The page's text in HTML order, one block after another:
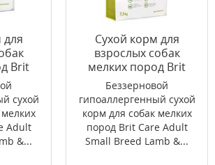
для
Brit
Breed
кг
сухой
Adult
&...
Сухой корм для
взрослых собак
мелких пород Brit
Care Adult Small Breed
Lamb & Rice 7,5 кг
Беззерновой
гипоаллергенный сухой
корм для собак мелких
пород Brit Care Adult
Small Breed Lamb &...